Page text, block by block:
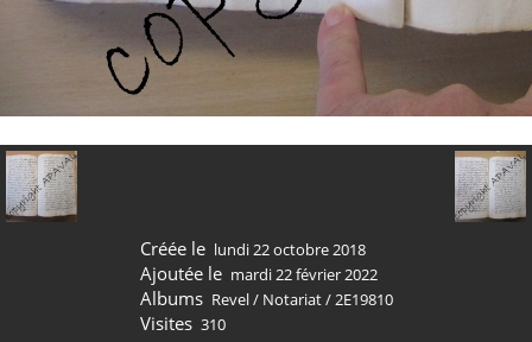
Créée le lundi 22 octobre 2018
Ajoutée le mardi 22 février 2022
Albums Revel/ Notariat/2E19810
Visites 310